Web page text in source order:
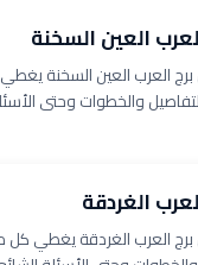
العين السخنة
العرب العين السخنة
والخطوات وحتى
الغردقة
العرب الغردقة يغطي كل